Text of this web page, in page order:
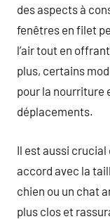
des aspects à
fenêtres en filet
l’air tout en
plus, certains
pour la nourriture
déplacements.
Il est aussi
accord avec la
chien ou un chat
plus clos et